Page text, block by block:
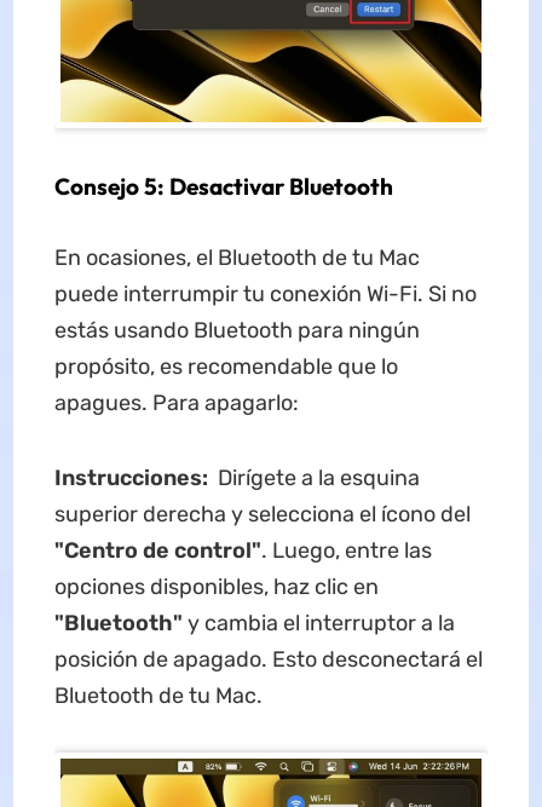
Consejo 5: Desactivar Bluetooth
En ocasiones, el Bluetooth de tu Mac
puede interrumpir tu conexión Wi-Fi. Si no
estás usando Bluetooth para ningún
propósito, es recomendable que lo
apagues. Para apagarlo:
Instrucciones: Dirígete a la esquina
superior derecha y selecciona el ícono del
"Centro de control". Luego, entre las
opciones disponibles, haz clic en
"Bluetooth" y cambia el interruptor a la
posición de apagado. Esto desconectará el
Bluetooth de tu Mac.